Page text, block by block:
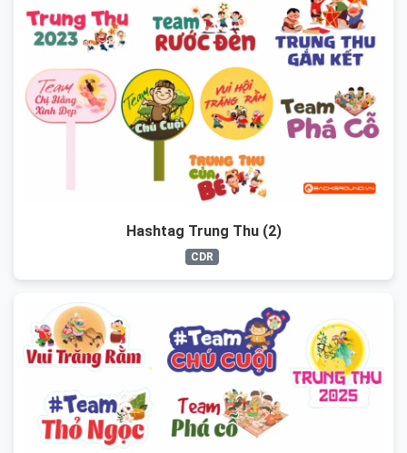
Hashtag Trung Thu (2)
CDR